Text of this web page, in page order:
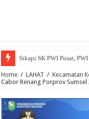
Sikapi SK PWI Pusat,
Home / LAHAT / Kecamatan
Cabor Renang Porprov Sumsel